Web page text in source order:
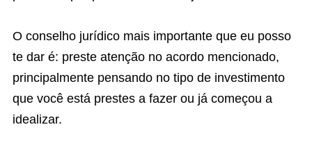
O conselho jurídico mais importante que eu posso
te dar é: preste atenção no acordo mencionado,
principalmente pensando no tipo de investimento
que você está prestes a fazer ou já começou a
idealizar.